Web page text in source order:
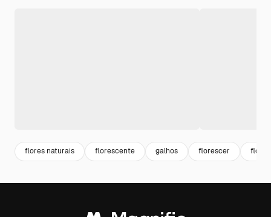
flores naturais florescente galhos florescer flores